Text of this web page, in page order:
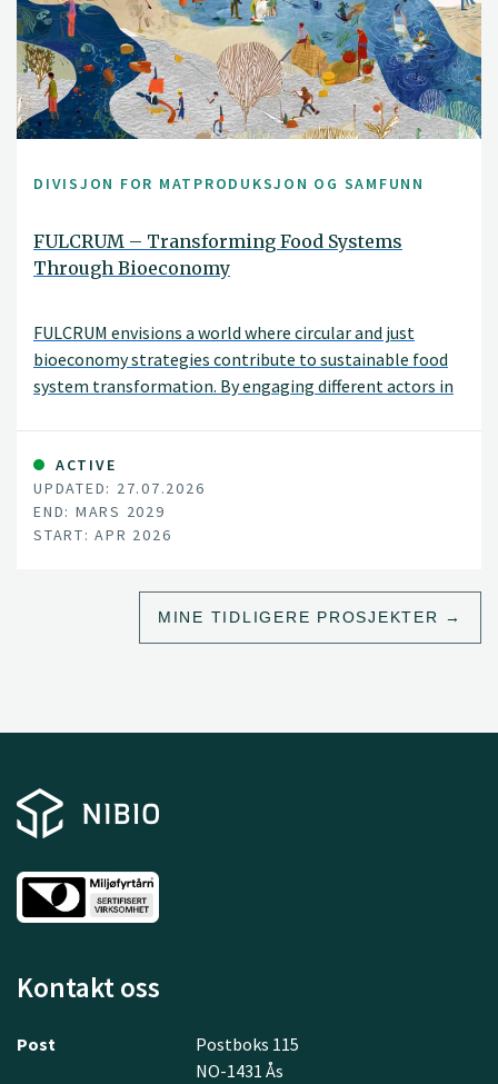
DIVISJON FOR MATPRODUKSJON OG SAMFUNN
FULCRUM – Transforming Food Systems
Through Bioeconomy
FULCRUM envisions a world where circular and just
bioeconomy strategies contribute to sustainable food
system transformation. By engaging different actors in
regions across Europe, FULCRUM connects bottom-up
innovation with actionable and scalable policy
recommendations for living and vibrant land and
seascapes.
ACTIVE
UPDATED: 27.07.2026
END: MARS 2029
START: APR 2026
MINE TIDLIGERE PROSJEKTER
Kontakt oss
Post
Postboks 115
NO-1431 Ås